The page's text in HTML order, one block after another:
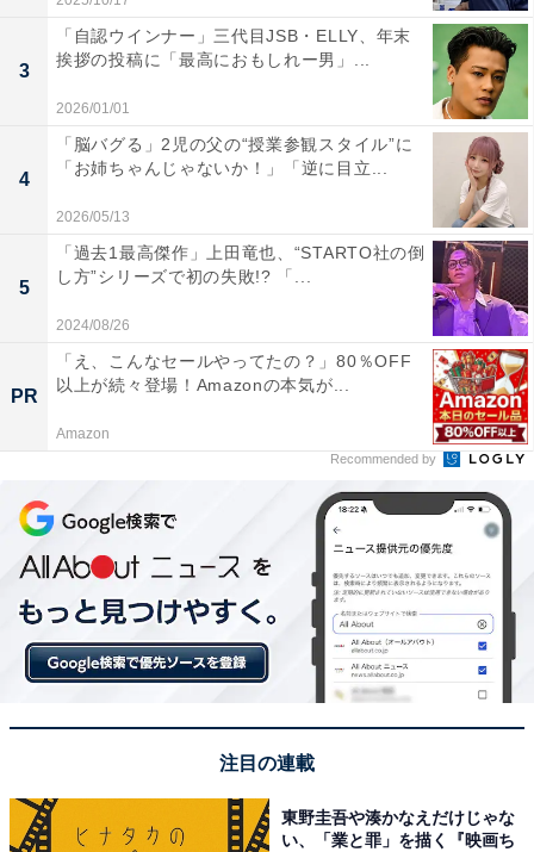
3
「自認ウインナー」三代目JSB・ELLY、年末
挨拶の投稿に「最高におもしれー男」...
2026/01/01
4
「脳バグる」2児の父の“授業参観スタイル”に
「お姉ちゃんじゃないか！」「逆に目立...
2026/05/13
5
「過去1最高傑作」上田竜也、“STARTO社の倒
し方”シリーズで初の失敗!? 「...
2024/08/26
PR
「え、こんなセールやってたの？」80％OFF
以上が続々登場！Amazonの本気が...
Amazon
Recommended by
注目の連載
東野圭吾や湊かなえだけじゃな
い、「業と罪」を描く『映画ち